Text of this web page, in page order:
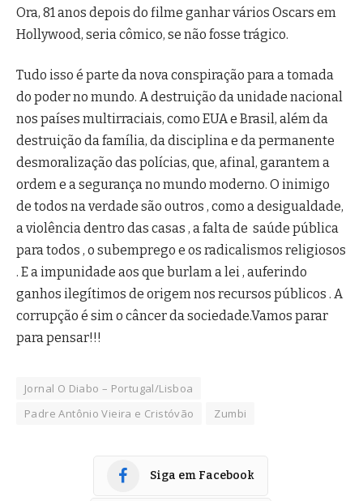
Ora, 81 anos depois do filme ganhar vários Oscars em
Hollywood, seria cômico, se não fosse trágico.
Tudo isso é parte da nova conspiração para a tomada
do poder no mundo. A destruição da unidade nacional
nos países multirraciais, como EUA e Brasil, além da
destruição da família, da disciplina e da permanente
desmoralização das polícias, que, afinal, garantem a
ordem e a segurança no mundo moderno. O inimigo
de todos na verdade são outros , como a desigualdade,
a violência dentro das casas , a falta de saúde pública
para todos , o subemprego e os radicalismos religiosos
. E a impunidade aos que burlam a lei , auferindo
ganhos ilegítimos de origem nos recursos públicos . A
corrupção é sim o câncer da sociedade.Vamos parar
para pensar!!!
Jornal O Diabo – Portugal/Lisboa
Padre Antônio Vieira e Cristóvão
Zumbi
Siga em Facebook